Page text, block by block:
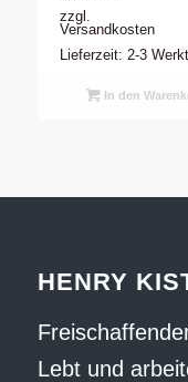
zzgl.
Versandkosten
Lieferzeit: 2-3
In den
HENRY
Lebt und